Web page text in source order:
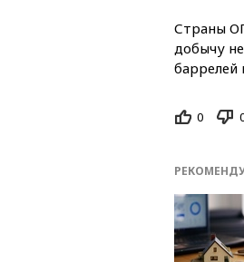
Страны
добычу
баррелей
0